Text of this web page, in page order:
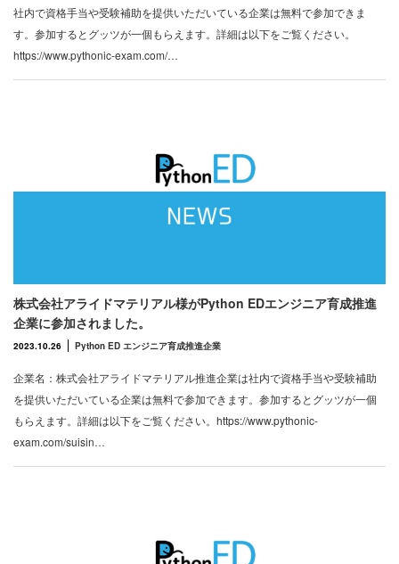
社内で資格手当や受験補助を提供いただいている企業は無料で参加できま
す。参加するとグッツが一個もらえます。詳細は以下をご覧ください。
https://www.pythonic-exam.com/…
株式会社アライドマテリアル様がPython EDエンジニア育成推進
企業に参加されました。
2023.10.26 Python ED エンジニア育成推進企業
企業名：株式会社アライドマテリアル推進企業は社内で資格手当や受験補助
を提供いただいている企業は無料で参加できます。参加するとグッツが一個
もらえます。詳細は以下をご覧ください。https://www.pythonic-
exam.com/suisin…